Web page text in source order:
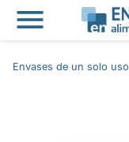

Envases de un solo uso